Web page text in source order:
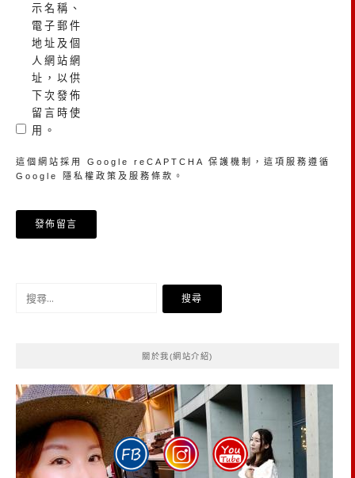
示名稱、
電子郵件
地址及個
人網站網
址，以供
下次發佈
留言時使
用。
這個網站採用 Google reCAPTCHA 保護機制，這項服務遵循
Google
隱私權政策 及 服務條款 。
關於我(網站介紹)